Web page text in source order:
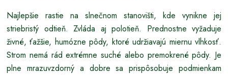
Najlepšie rastie na slnečnom stanovišti, kde vynikne jej
striebristý odtieň. Zvláda aj polotieň. Prednostne vyžaduje
živné, ťažšie, humózne pôdy, ktoré udržiavajú miernu vlhkosť.
Strom nemá rád extrémne suché alebo premokrené pôdy. Je
plne mrazuvzdorný a dobre sa prispôsobuje podmienkam